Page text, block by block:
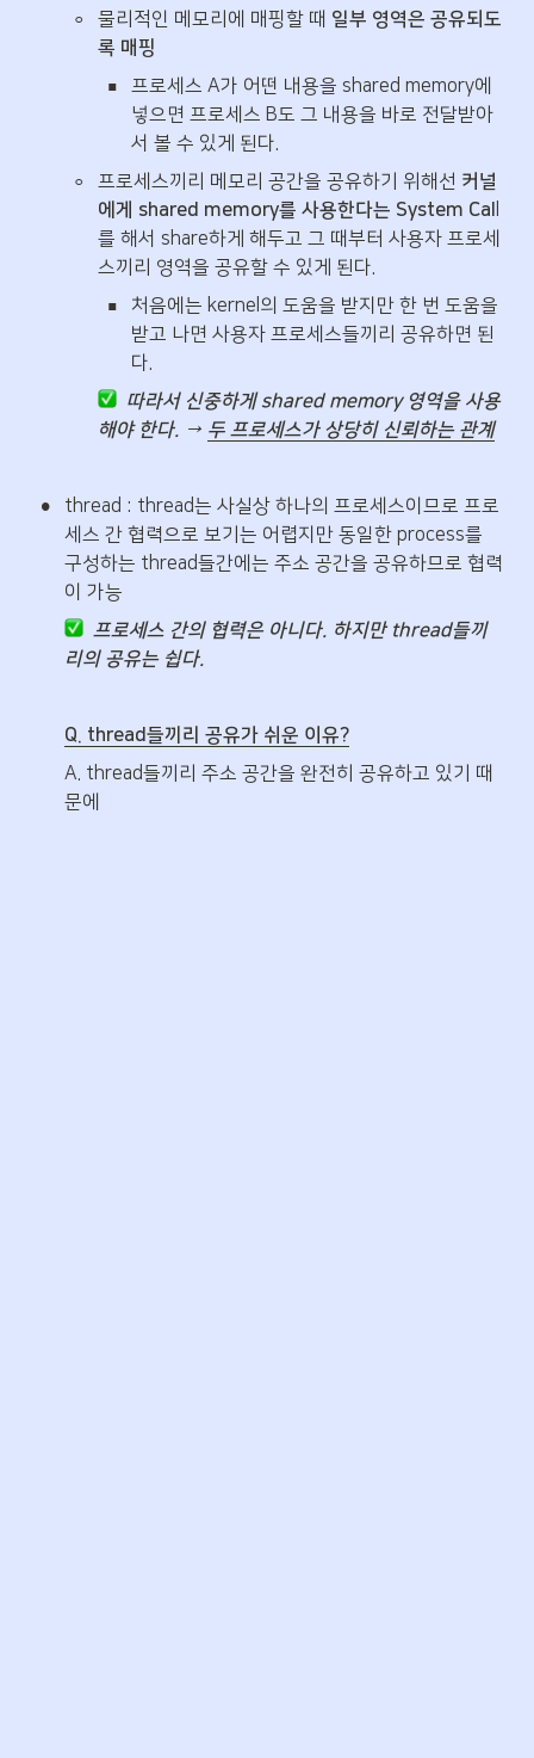
◦ 물리적인 메모리에 매핑할 때 일부 영역은 공유되도
록 매핑
▪
프로세스 A가 어떤 내용을 shared memory에
넣으면 프로세스 B도 그 내용을 바로 전달받아
서 볼 수 있게 된다.
◦ 프로세스끼리 메모리 공간을 공유하기 위해선 커널
에게 shared memory를 사용한다는 System Cal
를 해서 share하게 해두고 그 때부터 사용자 프로세
스끼리 영역을 공유할 수 있게 된다.
▪
처음에는 kernel의 도움을 받지만 한 번 도움을
받고 나면 사용자 프로세스들끼리 공유하면 된
다.
따라서 신중하게 shared memory 영역을 사용
해야 한다. → 두 프로세스가 상당히 신뢰하는 관계
•
thread : thread는 사실상 하나의 프로세스이므로 프로
세스 간 협력으로 보기는 어렵지만 동일한 process를
구성하는 thread들간에는 주소 공간을 공유하므로 협력
이 가능
프로세스 간의 협력은 아니다. 하지만 thread들끼
리의 공유는 쉽다.
Q. thread들끼리 공유가 쉬운 이유?
A. thread들끼리 주소 공간을 완전히 공유하고 있기 때
문에